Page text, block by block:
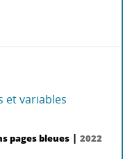
et variables
pages bleues | 2022